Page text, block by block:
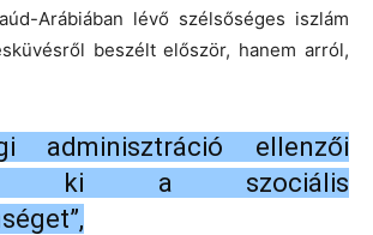
Arábiában lévő szélsőséges iszlám
beszélt először, hanem arról,
adminisztráció ellenzői
ki a szociális